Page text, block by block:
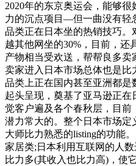
2020年的东京奥运会，能够
力的沉点项目—但一曲没有轻
品类正在日本坐的热销技巧
越其他网坐的30%，目前，还
产物相当受欢送，帮帮良多
卖家进入日本市场总体也是
品类上正在国内甚至亚洲都是
起头呈现，奠基了亚马逊正
觉客户遍及各个春秋层，目
潜力常大的。整个日本市场
大师比力熟悉的listing的功能
家居类;日本利用互联网的人
比力多(其收入也比力高)，使